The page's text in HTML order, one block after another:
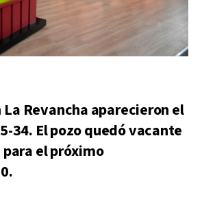
La Revancha aparecieron el
34. El pozo quedó vacante
el próximo